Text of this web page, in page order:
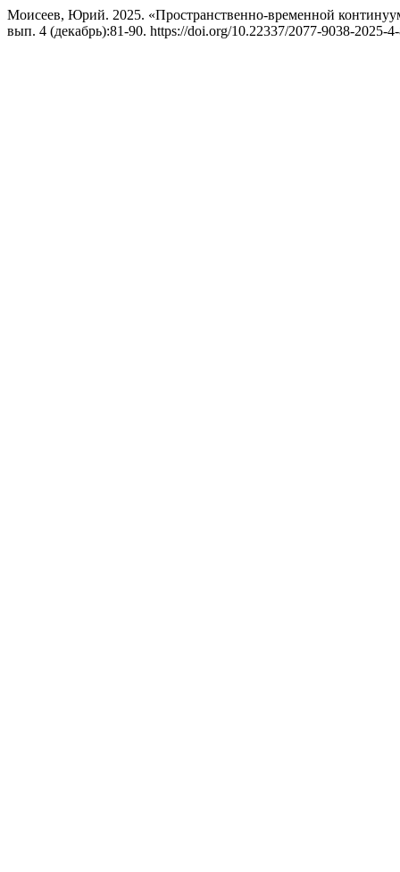
Моисеев, Юрий. 2025. «Пространственно-временной
вып. 4 (декабрь):81-90. https://doi.org/10.22337/2077-9038-2025-